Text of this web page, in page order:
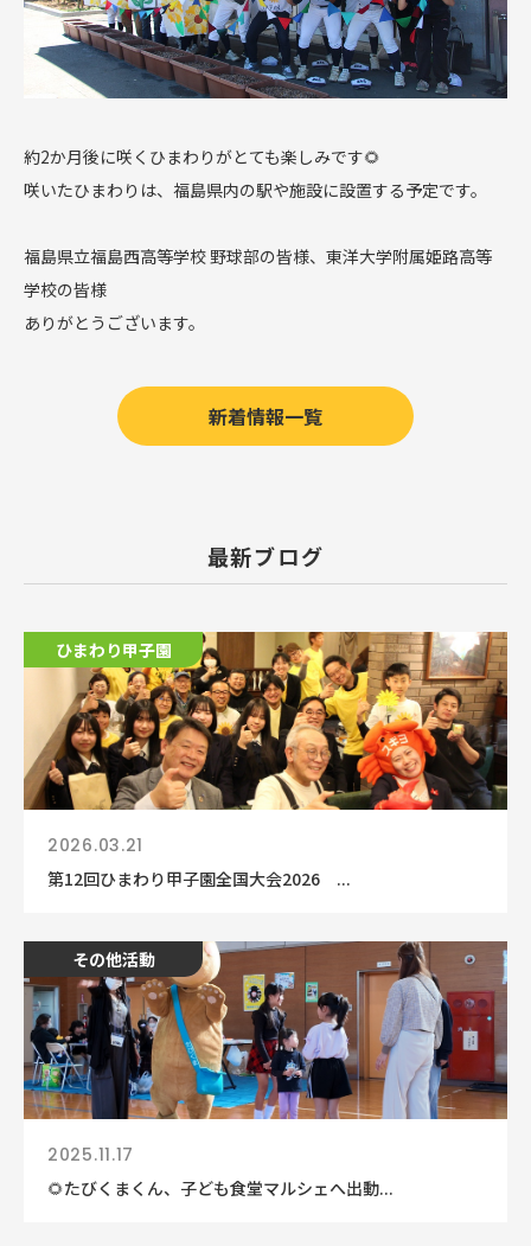
約2か月後に咲くひまわりがとても楽しみです🌻
咲いたひまわりは、福島県内の駅や施設に設置する予定です。
福島県立福島西高等学校 野球部の皆様、東洋大学附属姫路高等
学校の皆様
ありがとうございます。
新着情報一覧
最新ブログ
ひまわり甲子園
2026.03.21
第12回ひまわり甲子園全国大会2026 ...
その他活動
2025.11.17
🌻たびくまくん、子ども食堂マルシェへ出動...